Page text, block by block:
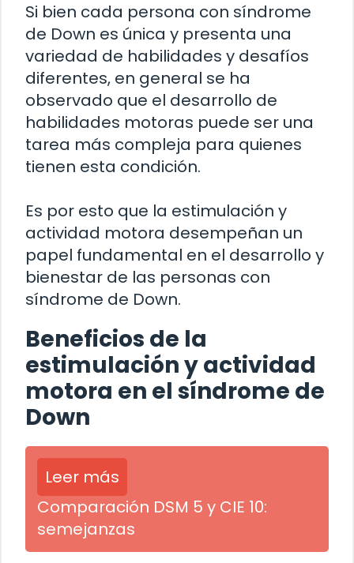
Si bien cada persona con síndrome
de Down es única y presenta una
variedad de habilidades y desafíos
diferentes, en general se ha
observado que el desarrollo de
habilidades motoras puede ser una
tarea más compleja para quienes
tienen esta condición.
Es por esto que la estimulación y
actividad motora desempeñan un
papel fundamental en el desarrollo y
bienestar de las personas con
síndrome de Down.
Beneficios de la
estimulación y actividad
motora en el síndrome de
Down
Leer más
Comparación DSM 5 y CIE 10:
semejanzas